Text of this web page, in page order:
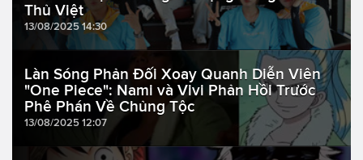
Thủ Việt
13/08/2025 14:30
Làn Sóng Phản Đối Xoay Quanh Diễn Viên
"One Piece": Nami và Vivi Phản Hồi Trước
Phê Phán Về Chủng Tộc
13/08/2025 12:07